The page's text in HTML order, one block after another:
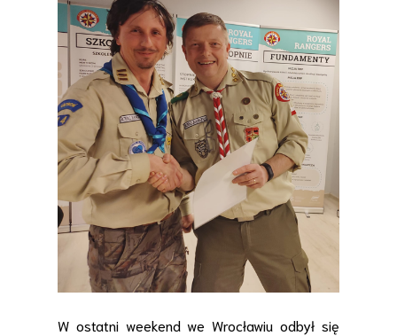
W ostatni weekend we Wrocławiu odbył się